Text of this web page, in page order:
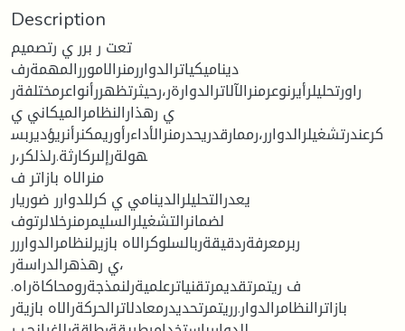
Description
تعت ر برر ي رتصميم
ديناميكياترالدواررمنرالاموررالمهمةرف
راورتحليلرأيرنوعرمنرالآلاترالدوارةر،رحيثرتظهررأنواعرمختلفةر
ي رهذارالنظامرالميكاني ي
كرعندرتشغيلرالدوارر،رممارقدريحدرمنرالأداءرأوريمكنرأنريؤديربس
هولةرإلىركارثة.رلذلكر،ر
منرالاه بازاتر ف
يعدرالتحليلرالدينامي ي كرللدوارر ضوريار
لضمانرالتشغيلرالسليمرمنرخلالرتوف
ربرمعرفةردقيقةربالسلوكرالاه بازيرلنظامرالدواررر
ي رهذهرالدراسةر،
.ف ريتمرتقديمرتقنياترعلميةرلنمذجةرومحاكاةراه
بازاترالنظامرالدوار.رريتمرتحديدرمعادلاترالحركةرالاه بازيةر